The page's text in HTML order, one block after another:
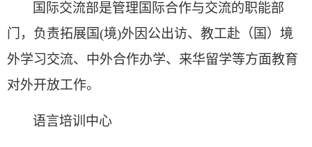
国际交流部是管理国际合作与交流的职能部
门，负责拓展国(境)外因公出访、教工赴（国）境
外学习交流、中外合作办学、来华留学等方面教育
对外开放工作。
语言培训中心